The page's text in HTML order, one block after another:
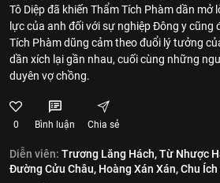
Tô Diệp đã khiến Thẩm Tích Phàm dần mở
lực của anh đối với sự nghiệp Đông y cũng
Tích Phàm dũng cảm theo đuổi lý tưởng
dần xích lại gần nhau, cuối cùng những
duyên vợ chồng.
0 Bình luận Chia sẻ
Diễn viên: Trương Lăng Hách,Từ Nhược
Đường Cửu Châu, Hoàng Xán Xán,Chu